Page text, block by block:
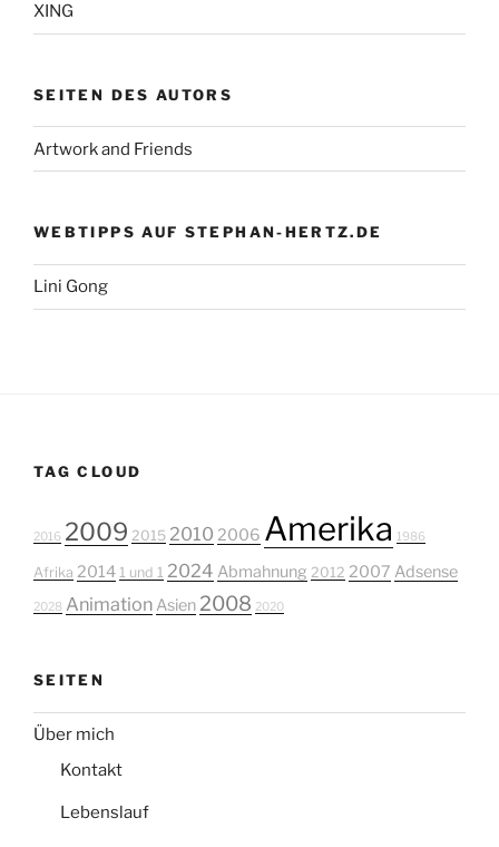
XING
SEITEN DES AUTORS
Artwork and Friends
WEBTIPPS AUF STEPHAN-HERTZ.DE
Lini Gong
TAG CLOUD
2016 2009 2015 2010 2006 Amerika 1986
Afrika 2014 1 und 1 2024 Abmahnung 2012 2007 Adsense
2028 Animation Asien 2008 2020
SEITEN
Über mich
Kontakt
Lebenslauf